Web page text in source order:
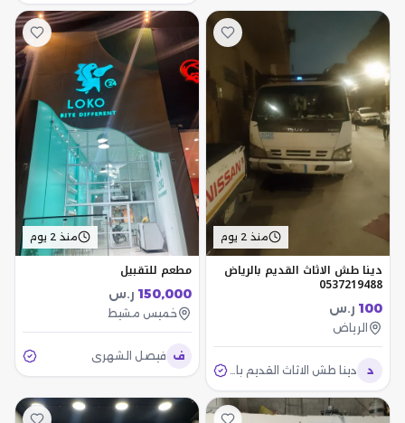
منذ 2 يوم
دينا طش الاثاث القديم بالرياض
0537219488
100 ر.س
الرياض
د
منذ 2 يوم
مطعم للتقبيل
150,000 ر.س
خميس مشيط
ف فيصل الشهري